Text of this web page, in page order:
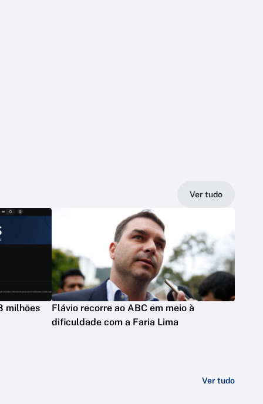
Ver tudo
milhões
Flávio recorre ao ABC em meio à
dificuldade com a Faria Lima
Ver tudo